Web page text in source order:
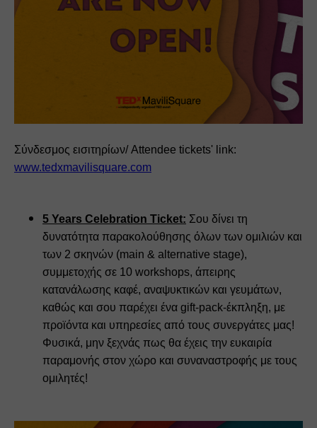
www.tedxmavilisquare.com
5 Years Celebration Ticket: Σου δίνει τη
δυνατότητα παρακολούθησης όλων των ομιλιών και
των 2 σκηνών (main & alternative stage),
συμμετοχής σε 10 workshops, άπειρης
κατανάλωσης καφέ, αναψυκτικών και γευμάτων,
καθώς και σου παρέχει ένα gift-pack-έκπληξη, με
προϊόντα και υπηρεσίες από τους συνεργάτες μας!
Φυσικά, μην ξεχνάς πως θα έχεις την ευκαιρία
παραμονής στον χώρο και συναναστροφής με τους
ομιλητές!